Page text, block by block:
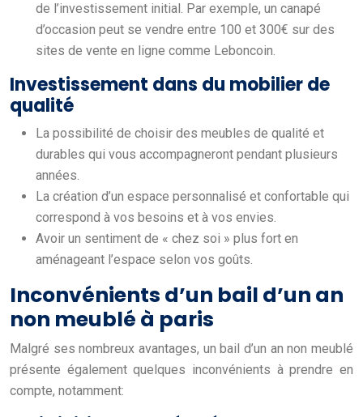
de l’investissement initial. Par exemple, un canapé
d’occasion peut se vendre entre 100 et 300€ sur des
sites de vente en ligne comme Leboncoin.
Investissement dans du mobilier de
qualité
La possibilité de choisir des meubles de qualité et
durables qui vous accompagneront pendant plusieurs
années.
La création d’un espace personnalisé et confortable qui
correspond à vos besoins et à vos envies.
Avoir un sentiment de « chez soi » plus fort en
aménageant l’espace selon vos goûts.
Inconvénients d’un bail d’un an
non meublé à paris
Malgré ses nombreux avantages, un bail d’un an non meublé
présente également quelques inconvénients à prendre en
compte, notamment: